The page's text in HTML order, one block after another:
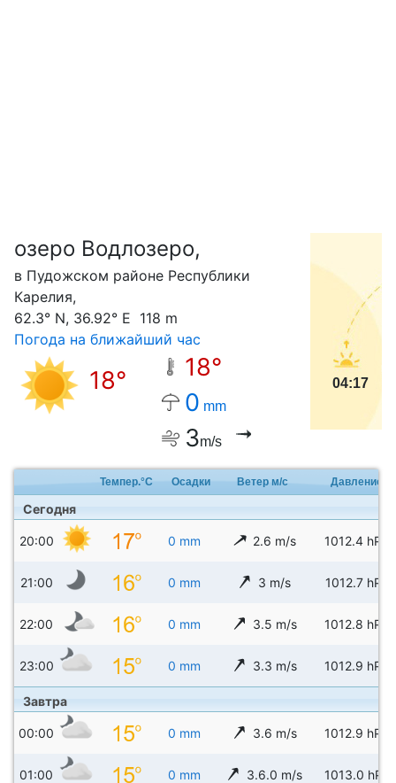
озеро Водлозеро,
в Пудожском районе Республики
Карелия,
62.3° N, 36.92° E 118 m
Погода на ближайший час
18°
18°
0 mm
3m/s
04:17
Темпер.°C Осадки Ветер м/с Давление
Сегодня
20:00 0 mm 2.6 m/s 1012.4 hPa
21:00 0 mm 3 m/s 1012.7 hPa
22:00 0 mm 3.5 m/s 1012.8 hPa
23:00 0 mm 3.3 m/s 1012.9 hPa
Завтра
00:00 0 mm 3.6 m/s 1012.9 hPa
01:00 0 mm 3.6.0 m/s 1013.0 hPa